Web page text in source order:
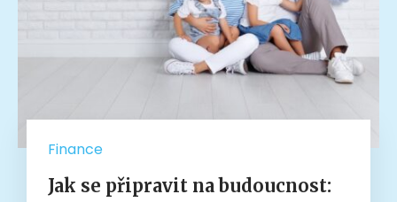
Finance
Jak se připravit na budoucnost: